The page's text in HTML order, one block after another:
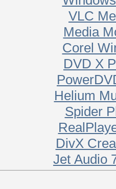
VLC
Media
Corel
DVD X
Helium
Spider
DivX
Jet Audio